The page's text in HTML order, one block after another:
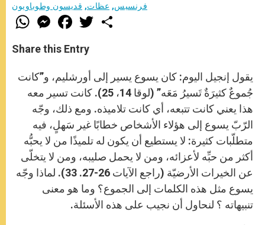
فرنسيس, عظات, قديسون وطوباويون
W
h
t
s
p
p
M
e
s
e
e
r
F
a
e
b
o
k
w
Share this Entry
يقول إنجيل اليوم: كان يسوع يسير إلى أورشليم، و”كانت
جُموعٌ كثيرَةٌ تَسيرُ مَعَه” (لوقا 14، 25). كانت تسير معه
هذا يعني كانت تتبعه، أي كانت تلاميذه. ومع ذلك، وجّه
الرّبّ يسوع إلى هؤلاء الأشخاص خطابًا غير سَهلٍ، فيه
متطلّبات كثيرة: لا يستطيع أن يكون له تلميذًا من لا يحبُّه
أكثر من حبِّه لأعزائه، ومن لا يحمل صليبه، ومن لا يتخلّى
عن الخيرات الأرضيّة (راجع الآيات 26-27. 33). لماذا وجّه
يسوع مثل هذه الكلمات إلى الجموع؟ وما هو معنى
تنبيهاته ؟ لنحاول أن نجيب على هذه الأسئلة.